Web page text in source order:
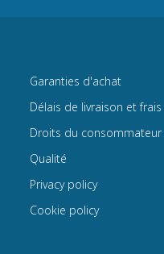
Garanties d'achat
Délais de livraison et
Droits du consommateur
Qualité
Privacy policy
Cookie policy